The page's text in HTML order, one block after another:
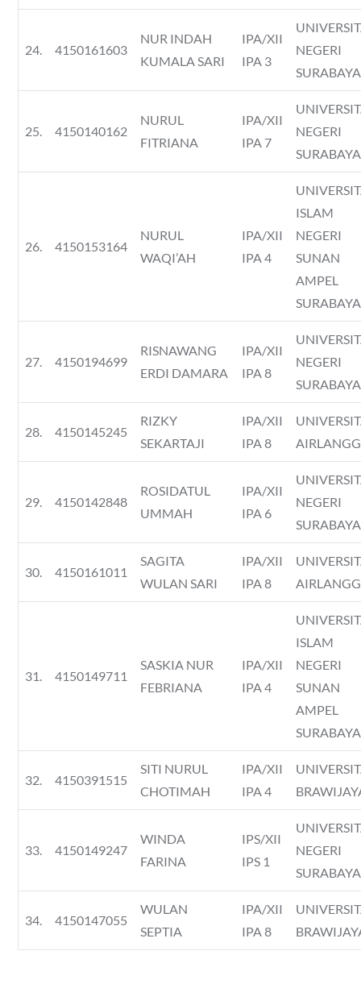
24. 4150161603
NUR INDAH
KUMALA SARI
IPA/XII
IPA 3
NEGERI
SURABAYA
25. 4150140162
NURUL
FITRIANA
IPA/XII
IPA 7
NEGERI
SURABAYA
26. 4150153164
NURUL
WAQI’AH
IPA/XII
IPA 4
ISLAM
NEGERI
SUNAN
AMPEL
SURABAYA
27. 4150194699
RISNAWANG
ERDI DAMARA
IPA/XII
IPA 8
NEGERI
SURABAYA
28. 4150145245
RIZKY
SEKARTAJI
IPA/XII
IPA 8
29. 4150142848
ROSIDATUL
UMMAH
IPA/XII
IPA 6
NEGERI
SURABAYA
30. 4150161011
SAGITA
WULAN SARI
IPA/XII
IPA 8
31. 4150149711
SASKIA NUR
FEBRIANA
IPA/XII
IPA 4
ISLAM
NEGERI
SUNAN
AMPEL
SURABAYA
32. 4150391515
SITI NURUL
CHOTIMAH
IPA/XII
IPA 4
33. 4150149247
WINDA
FARINA
IPS/XII
IPS 1
NEGERI
SURABAYA
34. 4150147055
WULAN
SEPTIA
IPA/XII
IPA 8